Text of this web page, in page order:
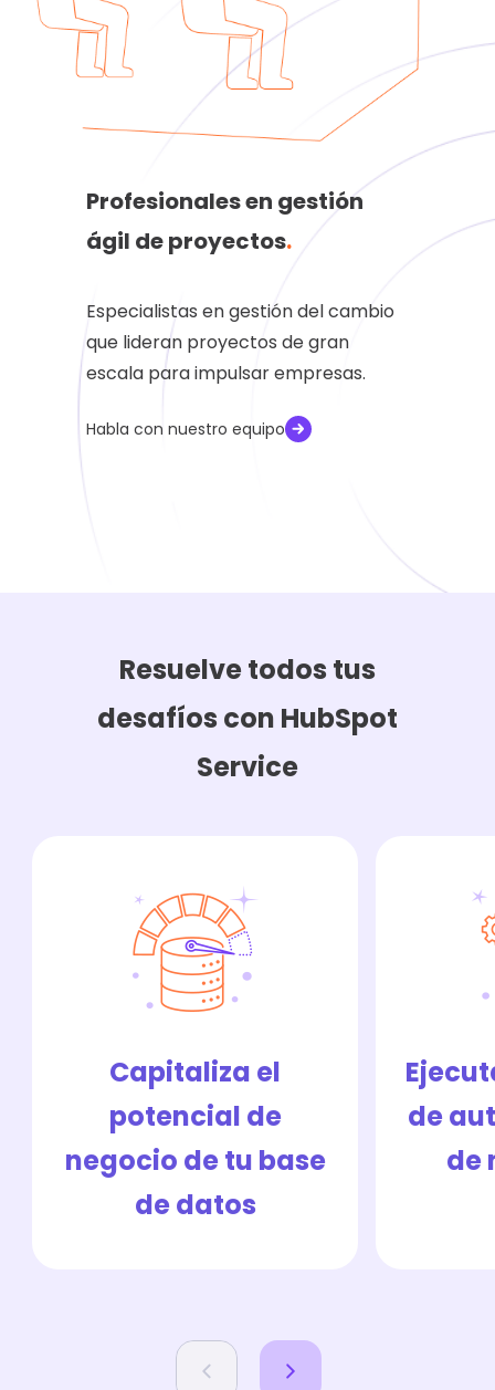
Profesionales en gestión
ágil de proyectos.
Especialistas en gestión del cambio
que lideran proyectos de gran
escala para impulsar empresas.
Habla con nuestro equipo
Resuelve todos tus
desafíos con HubSpot
Service
Capitaliza el
potencial de
negocio de tu base
de datos
de
de